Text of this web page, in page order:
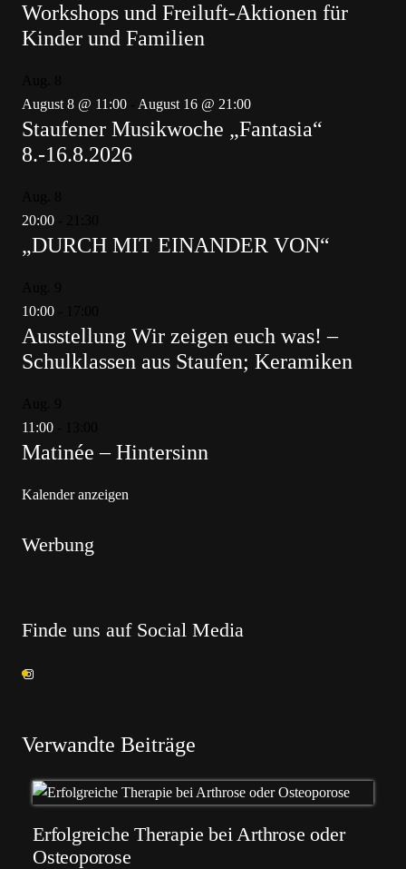
Workshops und Freiluft-Aktionen für
Kinder und Familien
August 8 @ 11:00
August 16 @ 21:00
Staufener Musikwoche „Fantasia“
8.-16.8.2026
20:00
„DURCH MIT EINANDER VON“
10:00
Ausstellung Wir zeigen euch was! –
Schulklassen aus Staufen; Keramiken
11:00
Matinée – Hintersinn
Kalender anzeigen
Werbung
Finde uns auf Social Media
Verwandte Beiträge
Erfolgreiche Therapie bei Arthrose oder
Osteoporose